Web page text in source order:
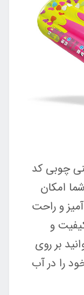
چوبی کد
شما امکان
و راحت
و
بر روی
را در آب